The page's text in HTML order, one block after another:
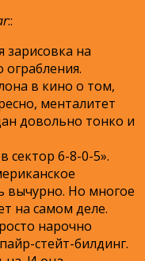
::
зарисовка на
в кино о том,
менталитет
довольно тонко и
сектор 6-8-0-5».
вычурно. Но многое
на самом деле.
нарочно
стейт-билдинг.